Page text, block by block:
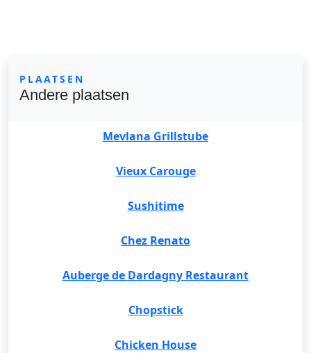
PLAATSEN
Andere plaatsen
Mevlana Grillstube
Vieux Carouge
Sushitime
Chez Renato
Auberge de Dardagny Restaurant
Chopstick
Chicken House